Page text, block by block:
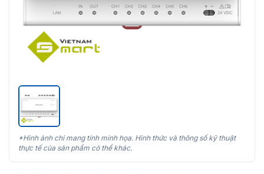
*Hình ảnh chỉ mang tính minh họa. Hình thức và thông số kỹ thuật
thực tế của sản phẩm có thể khác.